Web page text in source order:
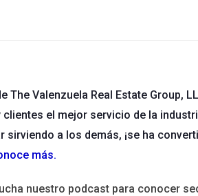
Facebook y LinkedIn,
personales ayuda a construir
propiedades a audiencias
confianza y credibilidad en la
Valenzuela Real Estate Group,
el mejor servicio de la
a los demás, ¡se ha
más.
nuestro podcast para conocer